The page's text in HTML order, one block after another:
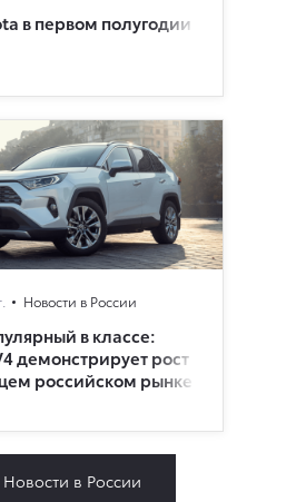
в первом полугодии
Новости в России
в классе:
демонстрирует рост
российском рынке
Новости в России